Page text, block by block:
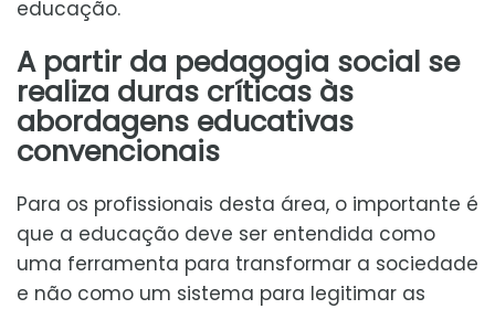
educação.
A partir da pedagogia social se
realiza duras críticas às
abordagens educativas
convencionais
Para os profissionais desta área, o importante é
que a educação deve ser entendida como
uma ferramenta para transformar a sociedade
e não como um sistema para legitimar as